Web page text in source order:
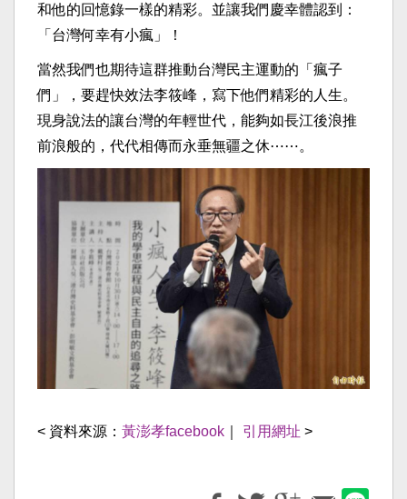
和他的回憶錄一樣的精彩。並讓我們慶幸體認到：
「台灣何幸有小瘋」！
當然我們也期待這群推動台灣民主運動的「瘋子
們」，要趕快效法李筱峰，寫下他們精彩的人生。
現身說法的讓台灣的年輕世代，能夠如長江後浪推
前浪般的，代代相傳而永垂無疆之休⋯⋯。
< 資料來源： 黃澎孝facebook 引用網址 >